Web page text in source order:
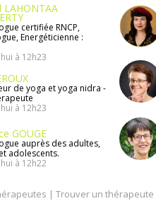
LAHONTAA
certifiée RNCP,
Energéticienne :
à 12h23
de yoga et yoga nidra -
à 12h23
GOUGE
auprès des adultes,
adolescents.
à 12h22
| Trouver un thérapeute